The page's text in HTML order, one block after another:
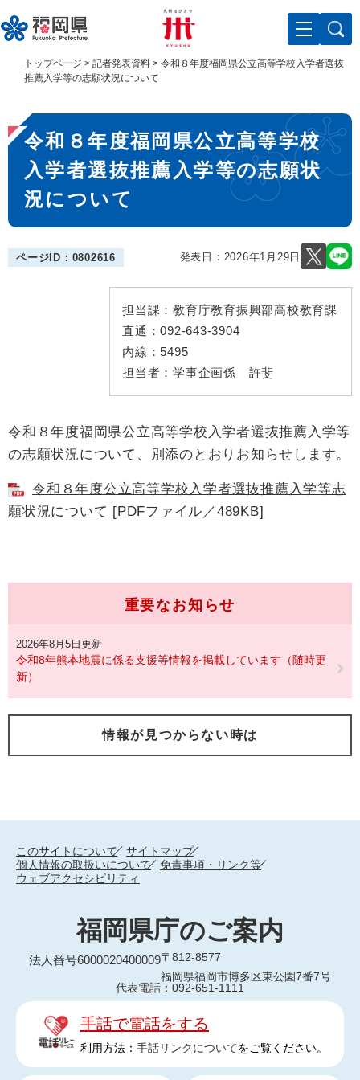
ー
ジ
す
。
ニ
ュ
し
て
トップページ > 記者発表資料 > 令和８年度福岡県公立高等学校入学者選抜
推薦入学等の志願状況について
本
文
令和８年度福岡県公立高等学校
入学者選抜推薦入学等の志願状
況について
ページID：0802616 発表日： 2026年1月29日
担当課： 教育庁教育振興部高校教育課
直通：092-643-3904
内線：5495
担当者： 学事企画係 許斐
令和８年度福岡県公立高等学校入学者選抜推薦入学等
の志願状況について、別添のとおりお知らせします。
令和８年度公立高等学校入学者選抜推薦入学等志
願状況について [PDFファイル／489KB]
重要なお知らせ
2026年8月5日更新
令和8年熊本地震に係る支援等情報を掲載しています（随時更
新）
情報が見つからない時は
このサイトについて
サイトマップ
個人情報の取扱いについて
免責事項・リンク等
ウェブアクセシビリティ
福岡県庁のご案内
法人番号6000020400009〒812-8577
福岡県福岡市博多区東公園7番7号
代表電話：092-651-1111
手話で電話をする
利用方法： 手話リンクについてをご覧ください。